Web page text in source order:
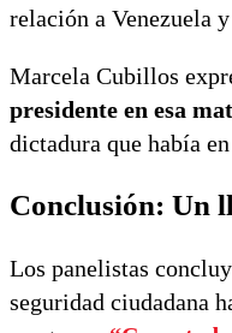
relación a Venezuela
Marcela Cubillos
presidente en esa
dictadura que había
Conclusión: Un
Los panelistas
seguridad ciudadana